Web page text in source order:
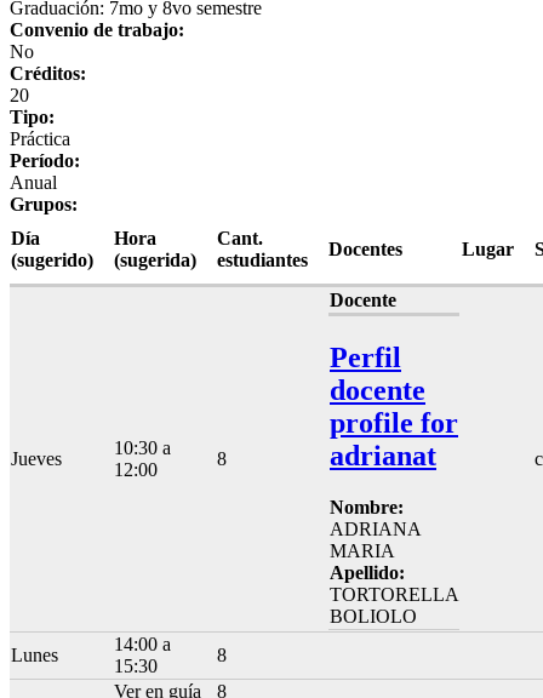
Graduación: 7mo y 8vo semestre
Convenio de trabajo:
No
Créditos:
20
Tipo:
Práctica
Período:
Anual
Grupos:
Día
(sugerido)
Hora
(sugerida)
Cant.
estudiantes
Docentes Lugar
Jueves
10:30 a
12:00
8
Docente
Perfil
docente
profile for
adrianat
Nombre:
ADRIANA
MARIA
Apellido:
TORTORELLA
BOLIOLO
Lunes
14:00 a
15:30
8
Ver en guía
8